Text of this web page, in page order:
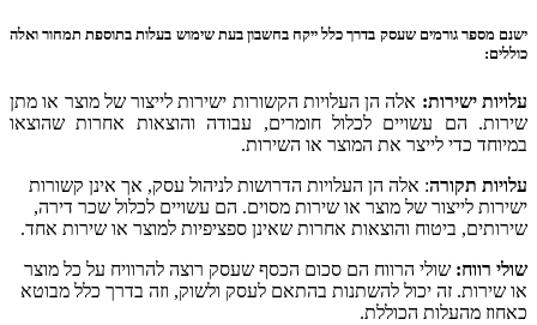
ישנם מספר גורמים שעסק בדרך כלל ייקח בחשבון בעת שימוש בעלות בתוספת תמחור ואלה
כוללים:
עלויות ישירות: אלה הן העלויות הקשורות ישירות לייצור של מוצר או מתן
שירות. הם עשויים לכלול חומרים, עבודה והוצאות אחרות שהוצאו
במיוחד כדי לייצר את המוצר או השירות.
עלויות תקורה: אלה הן העלויות הדרושות לניהול עסק, אך אינן קשורות
ישירות לייצור של מוצר או שירות מסוים. הם עשויים לכלול שכר דירה,
שירותים, ביטוח והוצאות אחרות שאינן ספציפיות למוצר או שירות אחד.
שולי רווח: שולי הרווח הם סכום הכסף שעסק רוצה להרוויח על כל מוצר
או שירות. זה יכול להשתנות בהתאם לעסק ולשוק, וזה בדרך כלל מבוטא
כאחוז מהעלות הכוללת.